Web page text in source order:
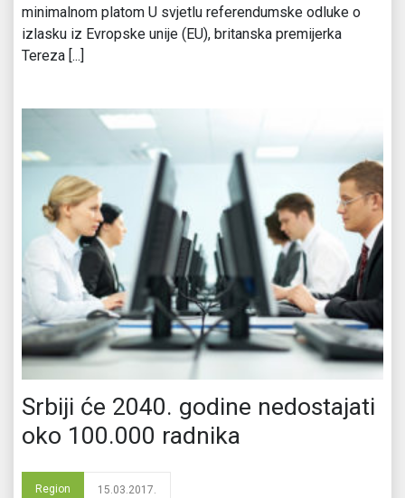
minimalnom platom U svjetlu referendumske odluke o
izlasku iz Evropske unije (EU), britanska premijerka
Tereza [...]
Srbiji će 2040. godine nedostajati
oko 100.000 radnika
Region 15.03.2017.